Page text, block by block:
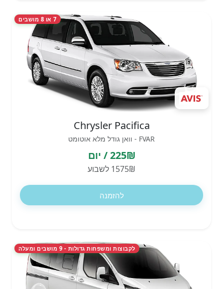
7 או 8 מושבים
Chrysler Pacifica
FVAR - וואן גודל מלא אוטומט
225₪ / יום
1575₪ לשבוע
להזמנה
לקבוצות ומשפחות גדולות - 9 מושבים ומעלה